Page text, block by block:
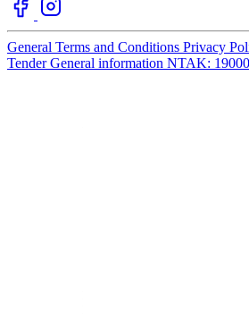
General Terms and Conditions Privacy
TenderGeneral information NTAK: